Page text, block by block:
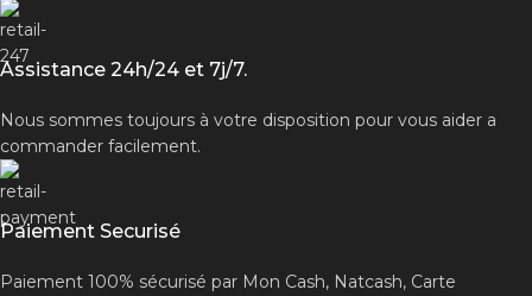
Assistance 24h/24 et 7j/7.
Nous sommes toujours à votre disposition pour vous aider a
commander facilement.
Paiement Securisé
Paiement 100% sécurisé par Mon Cash, Natcash, Carte